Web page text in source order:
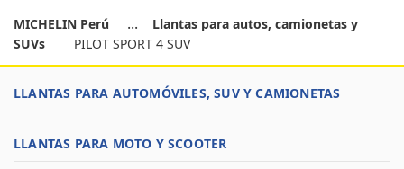
MICHELIN Perú
Llantas para autos, camionetas y
SUVs
PILOT SPORT 4 SUV
LLANTAS PARA AUTOMÓVILES, SUV Y CAMIONETAS
LLANTAS PARA MOTO Y SCOOTER